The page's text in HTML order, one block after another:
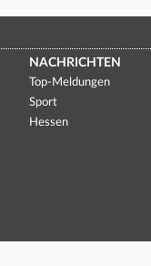
NACHRICHTEN
Top-Meldungen
Sport
Hessen